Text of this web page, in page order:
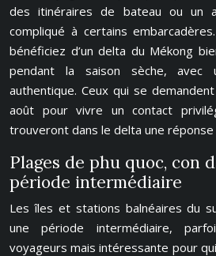
des itinéraires de bateau ou un
compliqué à certains
bénéficiez d’un delta du Mékong
pendant la saison sèche, avec
authentique. Ceux qui se
août pour vivre un contact
trouveront dans le delta une
Plages de phu quoc, con
période intermédiaire
Les îles et stations balnéaires du
une période intermédiaire,
voyageurs mais intéressante pour